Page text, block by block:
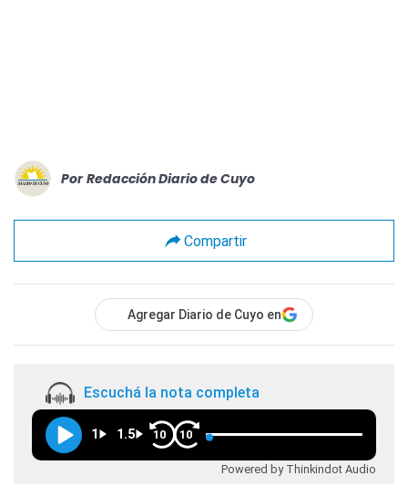
Por Redacción Diario de Cuyo
Compartir
Agregar Diario de Cuyo en
Escuchá la nota completa
1 1.5 10 10
Powered by Thinkindot Audio